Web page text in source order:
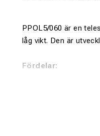
PPOL5/060 är en
låg vikt. Den är
Fördelar: